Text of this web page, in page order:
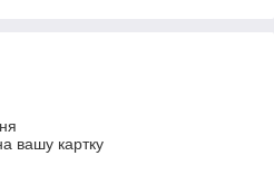
вашу картку